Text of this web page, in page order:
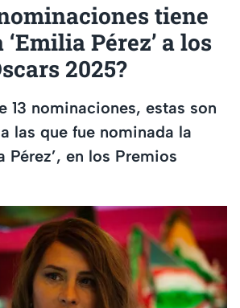
tiene
Pérez’ a los
2025?
13 nominaciones, estas son
las que fue nominada la
Pérez’, en los Premios